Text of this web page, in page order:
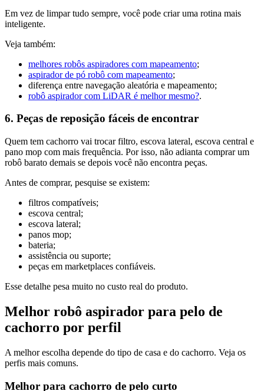
Em vez de limpar tudo sempre, você pode criar uma rotina mais
inteligente.
Veja também:
melhores robôs aspiradores com mapeamento;
aspirador de pó robô com mapeamento;
diferença entre navegação aleatória e mapeamento;
robô aspirador com LiDAR é melhor mesmo?.
6. Peças de reposição fáceis de encontrar
Quem tem cachorro vai trocar filtro, escova lateral, escova central e
pano mop com mais frequência. Por isso, não adianta comprar um
robô barato demais se depois você não encontra peças.
Antes de comprar, pesquise se existem:
filtros compatíveis;
escova central;
escova lateral;
panos mop;
bateria;
assistência ou suporte;
peças em marketplaces confiáveis.
Esse detalhe pesa muito no custo real do produto.
Melhor robô aspirador para pelo de
cachorro por perfil
A melhor escolha depende do tipo de casa e do cachorro. Veja os
perfis mais comuns.
Melhor para cachorro de pelo curto